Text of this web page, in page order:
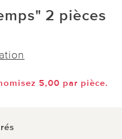
2 pièces
5,00 par pièce.